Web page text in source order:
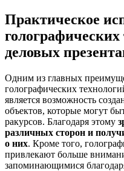
Практическое
голографических
деловых
Одним из главных
голографических
является возможность
объектов, которые могут
ракурсов. Благодаря этому
различных сторон и
о них. Кроме того,
привлекают больше
запоминающимися